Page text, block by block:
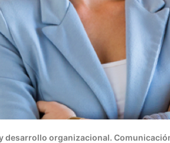
desarrollo organizacional.